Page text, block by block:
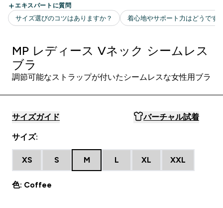
MP レディース Vネック シームレス
ブラ
調節可能なストラップが付いたシームレスな女性用ブラ
サイズガイド バーチャル試着
サイズ:
XS S M L XL XXL
色: Coffee